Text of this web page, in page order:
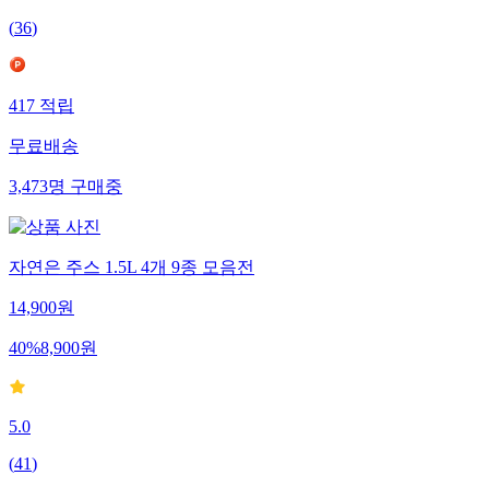
(36)
417적립
무료배송
3,473명구매중
자연은 주스 1.5L 4개 9종 모음전
14,900원
40%8,900원
5.0
(41)